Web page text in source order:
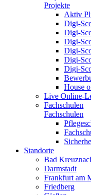
Projekte
Aktiv
Digi-
Digi-
Digi-
Digi-
Digi-
Digi-
House
Live Online-
Fachschulen
Fachschulen
Standorte
Bad
Darmstadt
Frankfurt am
Friedberg